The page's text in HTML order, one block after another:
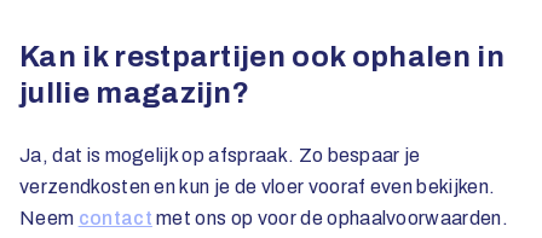
Kan ik restpartijen ook ophalen in
jullie magazijn?
Ja, dat is mogelijk op afspraak. Zo bespaar je
verzendkosten en kun je de vloer vooraf even bekijken.
Neem contact met ons op voor de ophaalvoorwaarden.